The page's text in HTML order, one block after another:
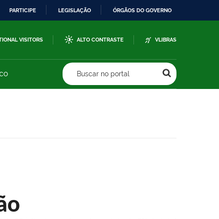
PARTICIPE LEGISLAÇÃO ÓRGÃOS DO GOVERNO
VISITORS ALTO CONTRASTE VLIBRAS
Buscar no portal